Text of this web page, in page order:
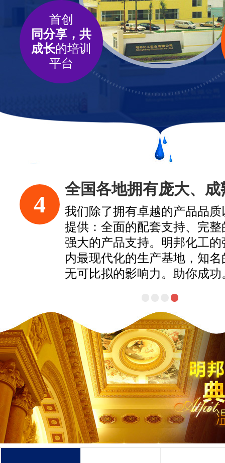
首创
同分享，共
成长的培训
平台
4
全国各地拥有庞大、
我们除了拥有卓越的产品品
提供：全面的配套支持、完
强大的产品支持。明邦化工
内最现代化的生产基地，知
无可比拟的影响力。助你成功